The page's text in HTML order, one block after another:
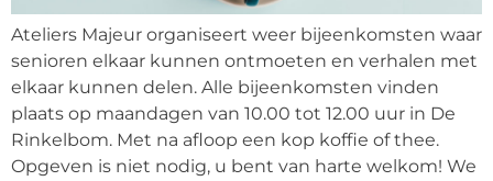
Ateliers Majeur organiseert weer bijeenkomsten waar
senioren elkaar kunnen ontmoeten en verhalen met
elkaar kunnen delen. Alle bijeenkomsten vinden
plaats op maandagen van 10.00 tot 12.00 uur in De
Rinkelbom. Met na afloop een kop koffie of thee.
Opgeven is niet nodig, u bent van harte welkom! We